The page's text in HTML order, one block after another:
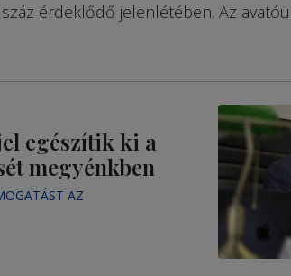
érdeklődő jelenlétében. Az
egészítik ki a
megyénkben
AZ